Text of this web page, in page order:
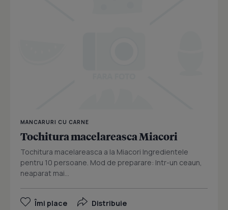
MANCARURI CU CARNE
Tochitura macelareasca Miacori
Tochitura macelareasca a la Miacori Ingredientele
pentru 10 persoane. Mod de preparare: Intr-un ceaun,
neaparat mai...
Îmi place Distribuie